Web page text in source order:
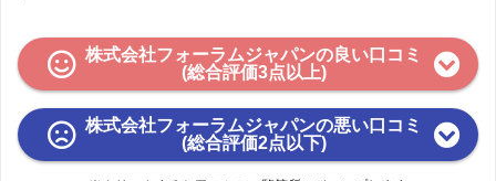
株式会社フォーラムジャパンの良い口コミ
(総合評価3点以上)
株式会社フォーラムジャパンの悪い口コミ
(総合評価2点以下)